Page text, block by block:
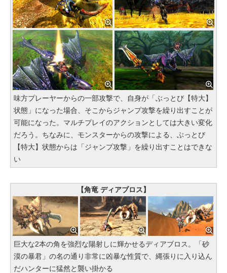
味方プレーヤーからの一部攻撃で、自身が「ぶっとび【特大】
状態」になった場合、そこからジャンプ攻撃を繰り出すことが
可能になった。マルチプレイのアクションとしては大きい変化
だろう。ちなみに、モンスターからの攻撃による、ぶっとび
【特大】状態からは「ジャンプ攻撃」を繰り出すことはできな
い
【角竜 ディアブロス】
巨大な2本の角を強烈な陽射しに輝かせるディアブロス。「砂
漠の暴君」の名の通り非常に凶暴な性質で、縄張りに入り込ん
だハンターに猛然と襲い掛かる